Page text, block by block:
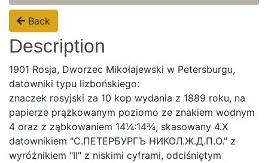
Back
Description
1901 Rosja, Dworzec Mikołajewski w Petersburgu,
datowniki typu lizbońskiego:
znaczek rosyjski za 10 kop wydania z 1889 roku, na
papierze prążkowanym poziomo ze znakiem wodnym
4 oraz z ząbkowaniem 14¼:14¾, skasowany 4.X
datownikiem "С.ПЕТЕРБУРГЪ НИКОЛ.Ж.Д.П.О." z
wyróżnikiem "II" z niskimi cyframi, odciśniętym